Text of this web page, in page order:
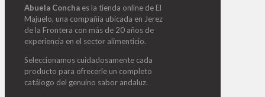
Abuela Concha es la tienda online de El
Majuelo, una compañía ubicada en Jerez
de la Frontera con más de 20 años de
experiencia en el sector alimenticio.
Seleccionamos cuidadosamente cada
producto para ofrecerle un completo
catálogo del genuino sabor andaluz.